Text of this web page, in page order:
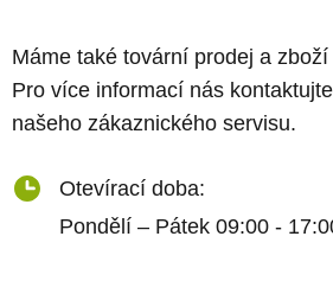
Máme také tovární prodej a
Pro více informací nás
našeho zákaznického servisu.
Otevírací doba:
Pondělí – Pátek 09:00 -